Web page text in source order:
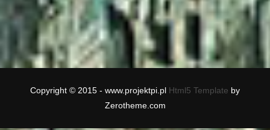
Copyright © 2015 - www.projektpi.pl Html5 Template by
Zerotheme.com